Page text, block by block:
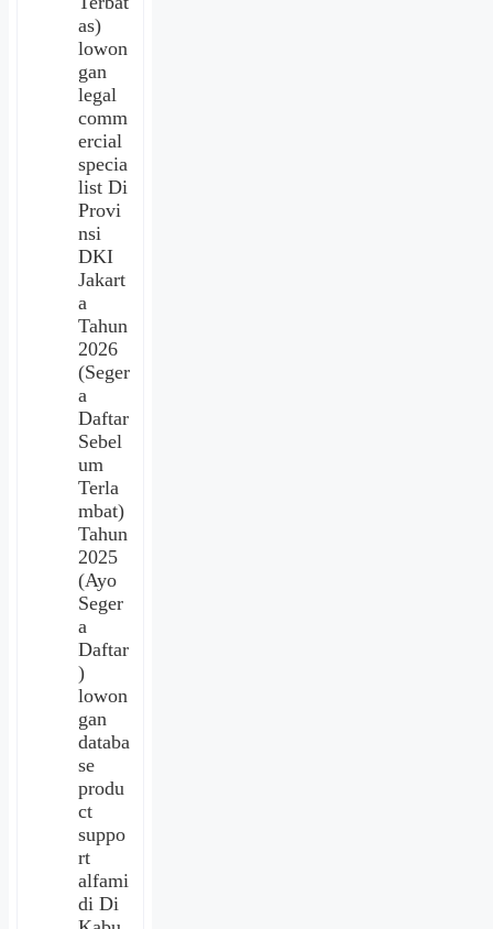
as)
lowon
gan
legal
comm
ercial
specia
list Di
Provi
nsi
DKI
Jakart
a
Tahun
2026
(Seger
a
Daftar
Sebel
um
Terla
mbat)
Tahun
2025
(Ayo
Seger
a
Daftar
)
lowon
gan
databa
se
produ
ct
suppo
rt
alfami
di Di